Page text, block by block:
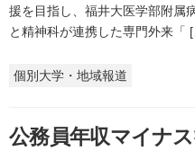
援を目指し、福井大医学部附属
と精神科が連携した専門外来「
個別大学・地域報道
公務員年収マイナ